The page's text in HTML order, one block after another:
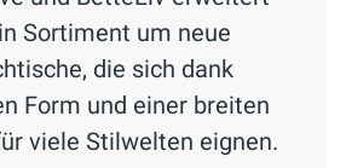
Sortiment um neue
die sich dank
Form und einer breiten
viele Stilwelten eignen.